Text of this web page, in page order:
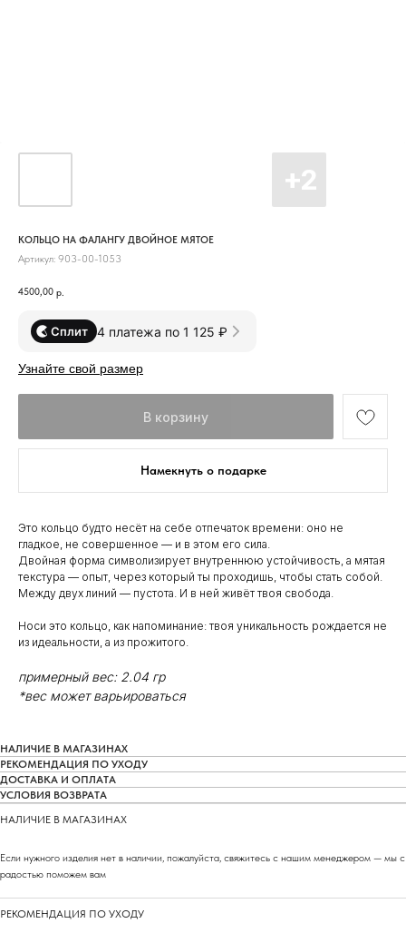
КОЛЬЦО НА ФАЛАНГУ ДВОЙНОЕ МЯТОЕ
Артикул: 903-00-1053
4500,00 р.
Сплит 4 платежа по 1 125 ₽
Узнайте свой размер
В корзину
Намекнуть о подарке
Это кольцо будто несёт на себе отпечаток времени: оно не
гладкое, не совершенное — и в этом его сила.
Двойная форма символизирует внутреннюю устойчивость, а мятая
текстура — опыт, через который ты проходишь, чтобы стать собой.
Между двух линий — пустота. И в ней живёт твоя свобода.
Носи это кольцо, как напоминание: твоя уникальность рождается не
из идеальности, а из прожитого.
примерный вес: 2.04 гр
*вес может варьироваться
НАЛИЧИЕ В МАГАЗИНАХ
РЕКОМЕНДАЦИЯ ПО УХОДУ
ДОСТАВКА И ОПЛАТА
УСЛОВИЯ ВОЗВРАТА
НАЛИЧИЕ В МАГАЗИНАХ
Если нужного изделия нет в наличии, пожалуйста, свяжитесь с нашим менеджером — мы с
радостью поможем вам
РЕКОМЕНДАЦИЯ ПО УХОДУ